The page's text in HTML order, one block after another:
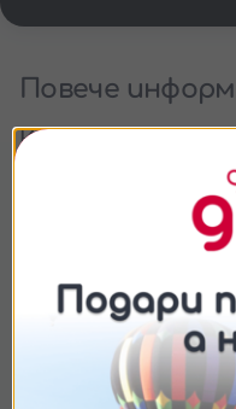
Повече
Какво включва
Има ли
Може ли пакетът
уикенда?
Има ли
Съгласие